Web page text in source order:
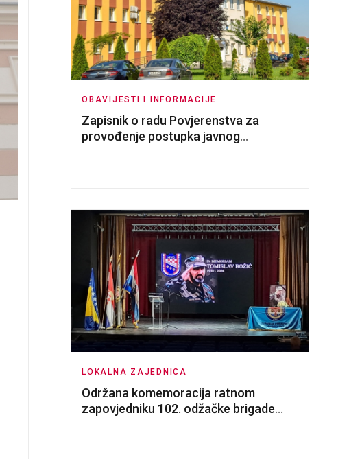
OBAVIJESTI I INFORMACIJE
Zapisnik o radu Povjerenstva za
provođenje postupka javnog
LOKALNA ZAJEDNICA
Održana komemoracija ratnom
zapovjedniku 102. odžačke brigade